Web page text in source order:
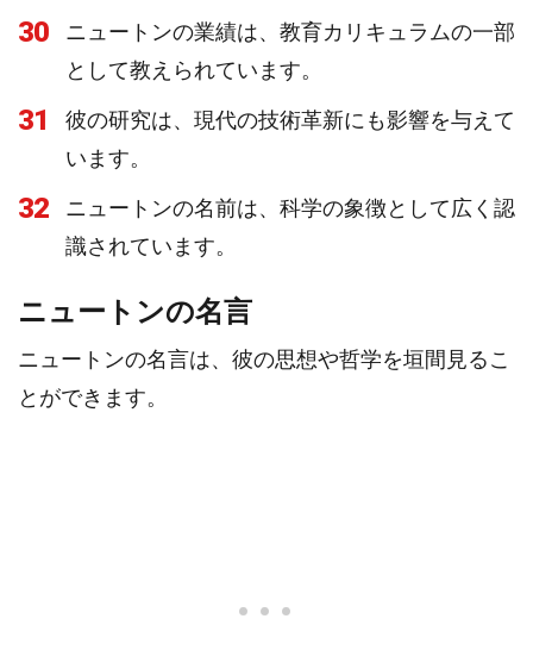
30
ニュートンの業績は、教育カリキュラムの一部
として教えられています。
31
彼の研究は、現代の技術革新にも影響を与えて
います。
32
ニュートンの名前は、科学の象徴として広く認
識されています。
ニュートンの名言
ニュートンの名言は、彼の思想や哲学を垣間見るこ
とができます。